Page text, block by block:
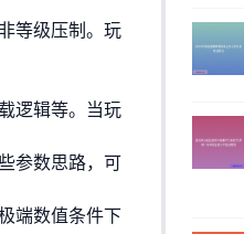
等级压制。玩
逻辑等。当玩
参数思路，可
端数值条件下